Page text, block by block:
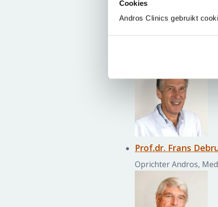
Cookies
Andros Clinics gebruikt
Uroloog en
Prof.dr. Frans
Oprichter Andros,